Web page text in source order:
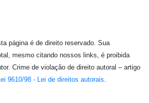
página é de direito reservado. Sua
mesmo citando nossos links, é proibida
Crime de violação de direito autoral – artigo
9610/98 - Lei de direitos autorais.